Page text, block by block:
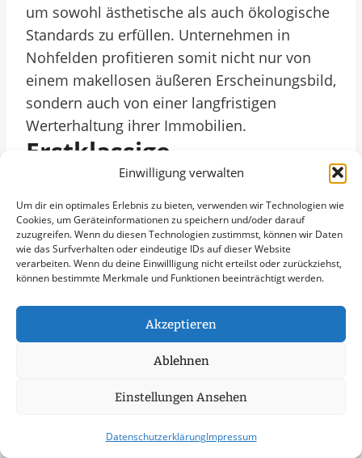
Einwilligung verwalten
Um dir ein optimales Erlebnis zu bieten, verwenden wir Technologien wie
Cookies, um Geräteinformationen zu speichern und/oder darauf
zuzugreifen. Wenn du diesen Technologien zustimmst, können wir Daten
wie das Surfverhalten oder eindeutige IDs auf dieser Website
verarbeiten. Wenn du deine Einwillligung nicht erteilst oder zurückziehst,
können bestimmte Merkmale und Funktionen beeinträchtigt werden.
Akzeptieren
Ablehnen
Einstellungen Ansehen
DatenschutzerklärungImpressum
um sowohl ästhetische als auch ökologische
Standards zu erfüllen. Unternehmen in
Nohfelden profitieren somit nicht nur von
einem makellosen äußeren Erscheinungsbild,
sondern auch von einer langfristigen
Werterhaltung ihrer Immobilien.
Erstklassige
Fassadenreinigungsdiens
Te Für Gewerbebetriebe
In Nohfelden
Die Fassadenreinigung in Nohfelden ist ein
nicht vernachlässigt werden sollte. Saubere
Fassaden tragen nicht nur zur ästhetischen
Erscheinung von Gebäuden bei, sondern
auch zum Werterhalt und zur Langlebigkeit
malerischen Gemeinde im Saarland, ist die